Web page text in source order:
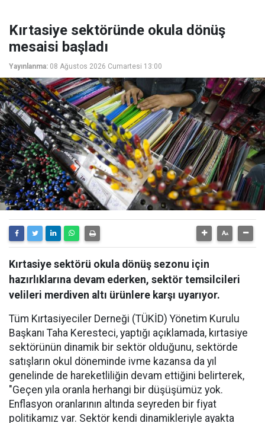
Kırtasiye sektöründe okula dönüş
mesaisi başladı
Yayınlanma: 08 Ağustos 2026 Cumartesi 13:00
Kırtasiye sektörü okula dönüş sezonu için
hazırlıklarına devam ederken, sektör temsilcileri
velileri merdiven altı ürünlere karşı uyarıyor.
Tüm Kırtasiyeciler Derneği (TÜKİD) Yönetim Kurulu
Başkanı Taha Keresteci, yaptığı açıklamada, kırtasiye
sektörünün dinamik bir sektör olduğunu, sektörde
satışların okul döneminde ivme kazansa da yıl
genelinde de hareketliliğin devam ettiğini belirterek,
"Geçen yıla oranla herhangi bir düşüşümüz yok.
Enflasyon oranlarının altında seyreden bir fiyat
politikamız var. Sektör kendi dinamikleriyle ayakta